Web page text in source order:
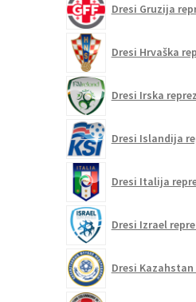
Dresi Gruzija
Dresi Hrvaška
Dresi Irska
Dresi Islandija
Dresi Italija
Dresi Izrael
Dresi